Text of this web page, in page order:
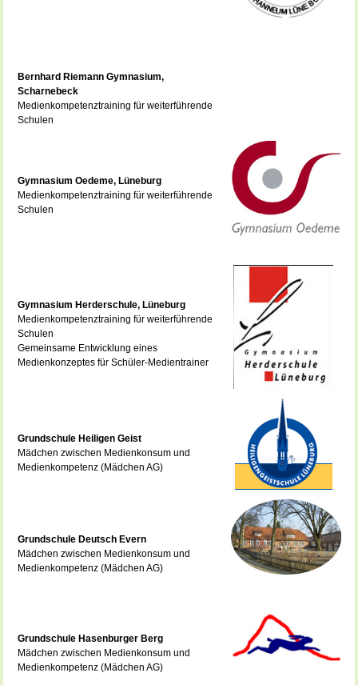
Bernhard Riemann Gymnasium,
Scharnebeck
Medienkompetenztraining für weiterführende
Schulen
Gymnasium Oedeme, Lüneburg
Medienkompetenztraining für weiterführende
Schulen
Gymnasium Herderschule, Lüneburg
Medienkompetenztraining für weiterführende
Schulen
Gemeinsame Entwicklung eines
Medienkonzeptes für Schüler-Medientrainer
Grundschule Heiligen Geist
Mädchen zwischen Medienkonsum und
Medienkompetenz (Mädchen AG)
Grundschule Deutsch Evern
Mädchen zwischen Medienkonsum und
Medienkompetenz (Mädchen AG)
Grundschule Hasenburger Berg
Mädchen zwischen Medienkonsum und
Medienkompetenz (Mädchen AG)